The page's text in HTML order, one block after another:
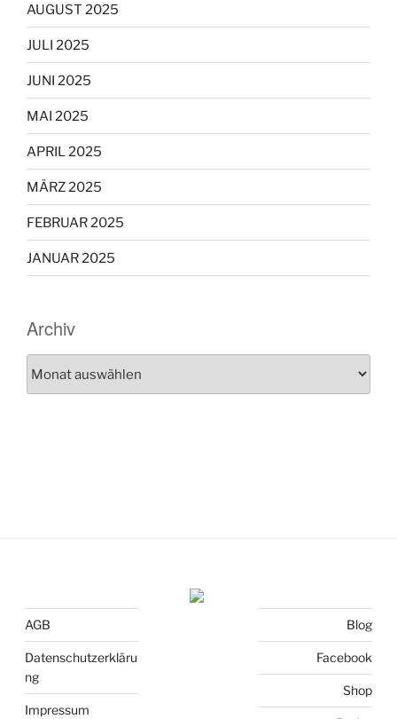
AUGUST 2025
JULI 2025
JUNI 2025
MAI 2025
APRIL 2025
MÄRZ 2025
FEBRUAR 2025
JANUAR 2025
Archiv
AGB
Datenschutzerkläru
ng
Impressum
Blog
Facebook
Shop